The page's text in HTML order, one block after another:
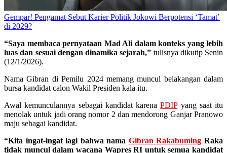
Gempar! Pengamat Sebut Karier Politik Jokowi Berpotensi ‘Tamat’
di 2029?
“Saya membaca pernyataan Mad Ali dalam konteks yang lebih
luas dan sesuai dengan dinamika sejarah,” tulisnya dikutip Senin
(12/1/2026).
Nama Gibran di Pemilu 2024 memang muncul belakangan dalam
bursa kandidat calon Wakil Presiden kala itu.
Awal kemunculannya sebagai kandidat karenaPDIPyang saat itu
menolak untuk jadi orang nomor 2 dan mendorong Ganjar Pranowo
maju sebagai kandidat.
“Kita ingat-ingat lagi bahwa nama Gibran Rakabuming Raka
tidak muncul dalam wacana Wapres RI untuk semua kandidat